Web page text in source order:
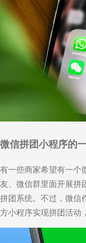
微信拼团小程序的
有一些商家希望有一个
友、微信群里面开展拼
拼团系统。不过，微信
方小程序实现拼团活动